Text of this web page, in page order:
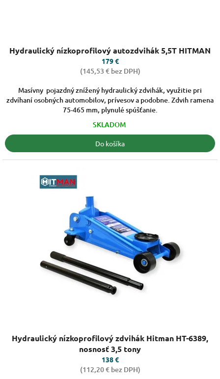
hodnotenie
produktu
je
z
5
hviezdičiek.
Hydraulický nízkoprofilový autozdvihák 5,5T HITMAN
179 €
(145,53 € bez DPH)
Masívny pojazdný znížený hydraulický zdvihák, využitie pri
zdvíhaní osobných automobilov, prívesov a podobne. Zdvih ramena
75-465 mm, plynulé spúšťanie.
SKLADOM
Do košíka
hodnotenie
produktu
je
5,0
Hydraulický nízkoprofilový zdvihák Hitman HT-6389,
nosnosť 3,5 tony
138 €
(112,20 € bez DPH)